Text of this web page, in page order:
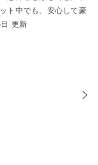
ト中でも、安心して豪
更新